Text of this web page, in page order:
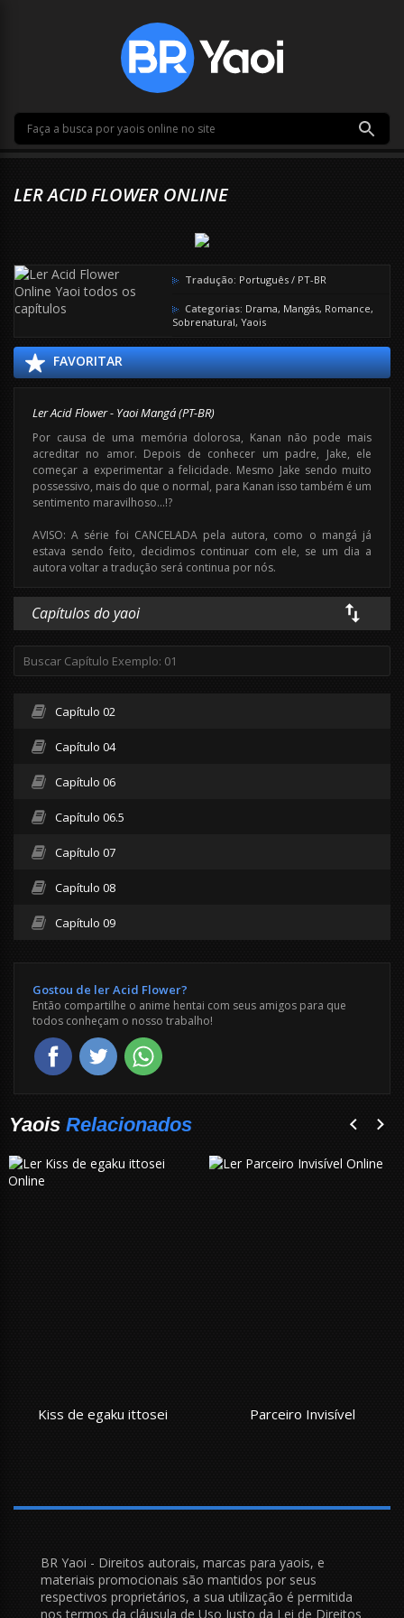
LER ACID FLOWER ONLINE
Tradução: Português / PT-BR
Categorias: Drama, Mangás, Romance,
Sobrenatural, Yaois
FAVORITAR
Ler Acid Flower - Yaoi Mangá (PT-BR)
Por causa de uma memória dolorosa, Kanan não pode mais
acreditar no amor. Depois de conhecer um padre, Jake, ele
começar a experimentar a felicidade. Mesmo Jake sendo muito
possessivo, mais do que o normal, para Kanan isso também é um
sentimento maravilhoso…!?
AVISO: A série foi CANCELADA pela autora, como o mangá já
estava sendo feito, decidimos continuar com ele, se um dia a
autora voltar a tradução será continua por nós.
Capítulos do yaoi
Capítulo 02
Capítulo 04
Capítulo 06
Capítulo 06.5
Capítulo 07
Capítulo 08
Capítulo 09
Gostou de ler Acid Flower?
Então compartilhe o anime hentai com seus amigos para que
todos conheçam o nosso trabalho!
Yaois Relacionados
Kiss de egaku ittosei Parceiro Invisível
BR Yaoi - Direitos autorais, marcas para yaois, e
materiais promocionais são mantidos por seus
respectivos proprietários, a sua utilização é permitida
nos termos da cláusula de Uso Justo da Lei de Direitos